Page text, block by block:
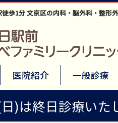
歩1分 文京区の内科・脳外科・整形
医院紹介 一般診療
)は終日診療い